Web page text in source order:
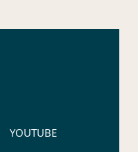
YOUTUBE